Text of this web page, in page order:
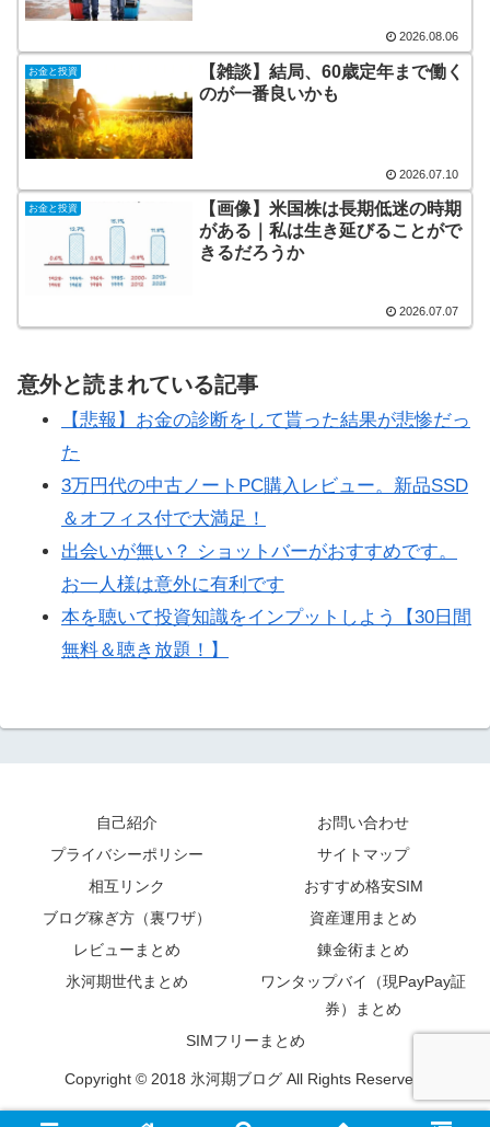
2026.08.06
お金と投資
【雑談】結局、60歳定年まで働く
のが一番良いかも
2026.07.10
お金と投資
【画像】米国株は長期低迷の時期
がある｜私は生き延びることがで
きるだろうか
2026.07.07
意外と読まれている記事
【悲報】お金の診断をして貰った結果が悲惨だっ
た
3万円代の中古ノートPC購入レビュー。新品SSD
＆オフィス付で大満足！
出会いが無い？ ショットバーがおすすめです。
お一人様は意外に有利です
本を聴いて投資知識をインプットしよう【30日間
無料＆聴き放題！】
自己紹介
お問い合わせ
プライバシーポリシー
サイトマップ
相互リンク
おすすめ格安SIM
ブログ稼ぎ方（裏ワザ）
資産運用まとめ
レビューまとめ
錬金術まとめ
氷河期世代まとめ
ワンタップバイ（現PayPay証
券）まとめ
SIMフリーまとめ
Copyright © 2018 氷河期ブログ All Rights Reserved.